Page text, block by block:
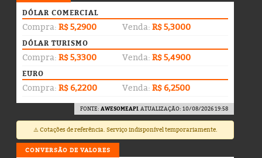
DÓLAR COMERCIAL
Compra: R$ 5,2900 Venda: R$ 5,3000
DÓLAR TURISMO
Compra: R$ 5,3300 Venda: R$ 5,4900
EURO
Compra: R$ 6,2200 Venda: R$ 6,2500
FONTE: AWESOMEAPI. ATUALIZAÇÃO: 10/08/2026 19:58
⚠️ Cotações de referência. Serviço indisponível temporariamente.
CONVERSÃO DE VALORES